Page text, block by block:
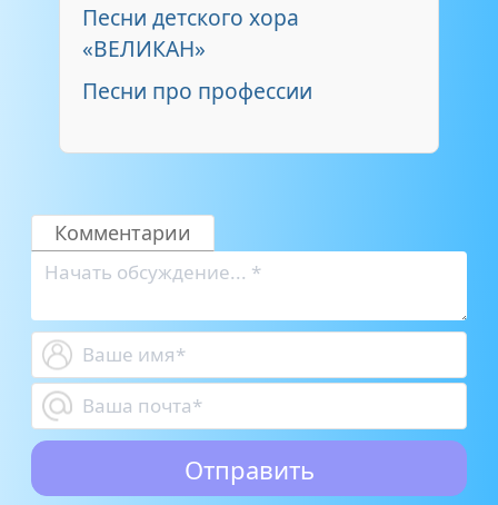
Песни детского хора
«ВЕЛИКАН»
Песни про профессии
Комментарии